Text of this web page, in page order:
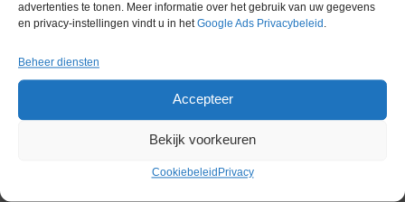
advertenties te tonen. Meer informatie over het gebruik van uw gegevens
en privacy-instellingen vindt u in hetGoogle Ads Privacybeleid .
Beheer diensten
Accepteer
Bekijk voorkeuren
Cookiebeleid Privacy
Büchi Syncore Q-101 Parallel
Verdampings Platform
IC 28193